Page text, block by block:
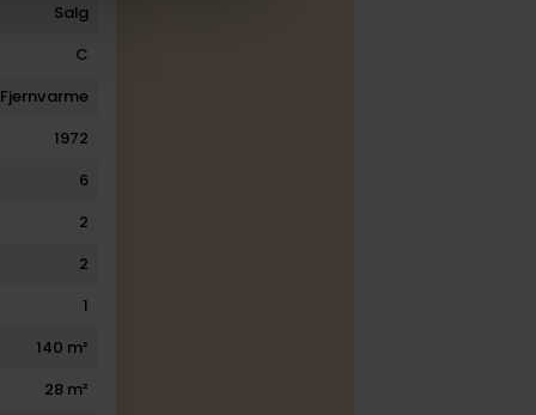
Salg
C
Fjernvarme
1972
6
2
2
1
140 m²
28 m²